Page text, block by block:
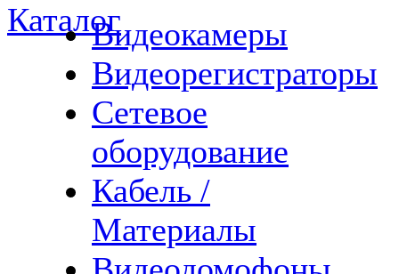
КаталогВидеокамеры
Видеорегистраторы
Сетевое
оборудование
Кабель /
Материалы